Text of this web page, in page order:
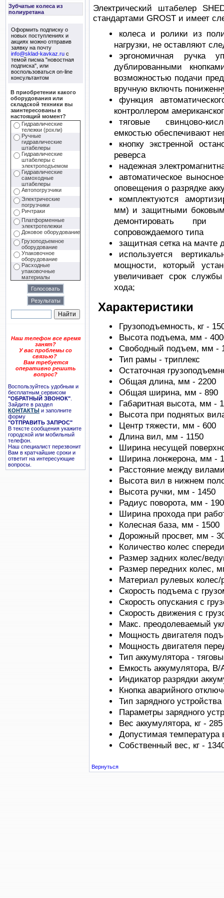
Зубчатые колеса из
полиуретана
Оформить подписку о
новых поступлениях и
акциях можно отправив
заявку на почту
info@sklad-kavkaz.ruс
темой писма "новостная
подписка", или
воспользоваться on-line
консультантом
В приобретении какого
оборудования или
складской техники вы
заинтересованы в
настоящий момент?
Гидравлические
тележки (рохли)
Ручные
гидравлические
штабелеры
Гидравлические
штабелеры с
электроподъемом
Гидравлические
самоходные
штабелеры
Автопогрузчики
Электрические
погрузчики
Ричтраки
Платформенные
электротележки
Доковое оборудование
Грузоподъемное
оборудование
Упаковочное
оборудование
Расходные
упаковочные
материалы
Наш телефон все время
занят?
У вас проблемы со
связью?
Вам требуется
оперативно решить
вопрос?
Воспользуйтесь удобным и
бесплатным сервисом
"ОБРАТНЫЙ ЗВОНОК"
Зайдите в раздел
КОНТАКТЫ и заполните
форму
"ОТПРАВИТЬ ЗАПРОС"
В тексте сообщения укажите
городской или мобильный
телефон.
Наш специалист перезвонит
Вам в кратчайшие сроки и
ответит на интересующие
вопросы.
Электрический штабелер
стандартами GROST и имеет
колеса и ролики из
нагрузки, не оставляют
эргономичная ручка
дублированными
возможностью подачи
вручную включть
функция
контроллером
тяговые свинцово-
емкостью обеспечивают
кнопку экстренной
реверса
надежная
автоматическое
оповещения о разрядке
комплектуются
мм) и защитными
демонтировать при
сопровождаемого типа
защитная сетка на мачте
используется
мощности, который
увеличивает срок
хода;
Характеристики
Грузоподъемность, кг -
Высота подъема, мм -
Свободный подъем, мм -
Тип рамы - триплекс
Остаточная
Общая длина, мм - 2200
Общая ширина, мм - 890
Габаритная высота, мм -
Высота при поднятых
Центр тяжести, мм - 600
Длина вил, мм - 1150
Ширина несущей
Ширина лонжерона, мм -
Расстояние между
Высота вил в нижнем
Высота ручки, мм - 1450
Радиус поворота, мм -
Ширина прохода при
Колесная база, мм - 1500
Дорожный просвет, мм -
Количество колес
Размер задних колес/
Размер передних колес,
Материал рулевых колес/
Скорость подъема с
Скорость опускания с
Скорость движения с
Макс. преодолеваемый
Мощность двигателя
Мощность двигателя
Тип аккумулятора -
Емкость аккумулятора, В/
Индикатор разрядки
Кнопка аварийного
Тип зарядного
Параметры зарядного
Вес аккумулятора, кг - 285
Допустимая температура
Собственный вес, кг -
Вернуться